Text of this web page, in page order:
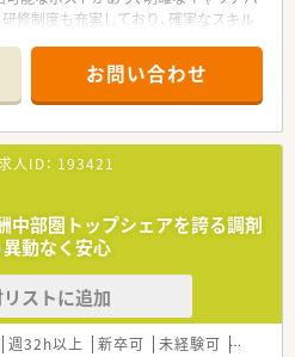
修制度も充実しており、確実なスキル
て】
置する店舗で、近隣医療機関からの
15枚程度応需しております。
から18時まで開局しており、土日祝日
務できる環境が整っています。
と医療事務が配置されており、電子
活用して安全に業務を行えます。
ージ】
後最短半年で薬局長への昇格が可能
幅なアップも期待できる環境です。
れやすいため、数年のうちにエリアマ
ジションへステップアップ可能で
お問い合わせ
人ID： 193421
中部圏トップシェアを誇る調剤
動なく安心
ストに追加
週32h以上 新卒可 未経験可 ブラン